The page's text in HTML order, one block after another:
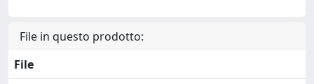
File in questo prodotto:
File